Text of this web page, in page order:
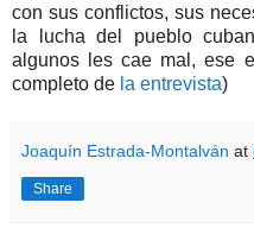
con sus conflictos, sus
la lucha del pueblo
algunos les cae mal, ese
completo de la entrevista)
Joaquín Estrada-Montalván at
Share